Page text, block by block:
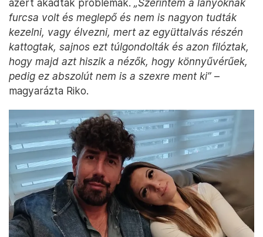
azért akadtak problémák. „Szerintem a lányoknak
furcsa volt és meglepő és nem is nagyon tudták
kezelni, vagy élvezni, mert az együttalvás részén
kattogtak, sajnos ezt túlgondolták és azon filóztak,
hogy majd azt hiszik a nézők, hogy könnyűvérűek,
pedig ez abszolút nem is a szexre ment ki” –
magyarázta Riko.